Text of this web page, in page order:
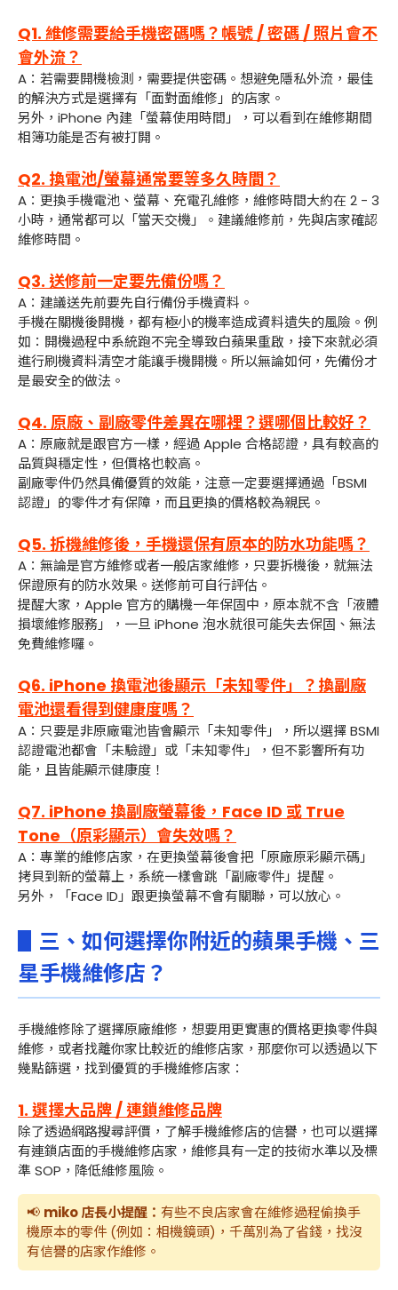
Q1. 維修需要給手機密碼嗎？帳號 / 密碼 / 照片會不
會外流？
A：若需要開機檢測，需要提供密碼。想避免隱私外流，最佳
的解決方式是選擇有「面對面維修」的店家。
另外，iPhone 內建「螢幕使用時間」，可以看到在維修期間
相簿功能是否有被打開。
Q2. 換電池/螢幕通常要等多久時間？
A：更換手機電池、螢幕、充電孔維修，維修時間大約在 2 - 3
小時，通常都可以「當天交機」。建議維修前，先與店家確認
維修時間。
Q3. 送修前一定要先備份嗎？
A：建議送先前要先自行備份手機資料。
手機在關機後開機，都有極小的機率造成資料遺失的風險。例
如：開機過程中系統跑不完全導致白蘋果重啟，接下來就必須
進行刷機資料清空才能讓手機開機。所以無論如何，先備份才
是最安全的做法。
Q4. 原廠、副廠零件差異在哪裡？選哪個比較好？
A：原廠就是跟官方一樣，經過 Apple 合格認證，具有較高的
品質與穩定性，但價格也較高。
副廠零件仍然具備優質的效能，注意一定要選擇通過「BSMI
認證」的零件才有保障，而且更換的價格較為親民。
Q5. 拆機維修後，手機還保有原本的防水功能嗎？
A：無論是官方維修或者一般店家維修，只要拆機後，就無法
保證原有的防水效果。送修前可自行評估。
提醒大家，Apple 官方的購機一年保固中，原本就不含「液體
損壞維修服務」，一旦 iPhone 泡水就很可能失去保固、無法
免費維修囉。
Q6. iPhone 換電池後顯示「未知零件」？換副廠
電池還看得到健康度嗎？
A：只要是非原廠電池皆會顯示「未知零件」，所以選擇 BSMI
認證電池都會「未驗證」或「未知零件」，但不影響所有功
能，且皆能顯示健康度！
Q7. iPhone 換副廠螢幕後，Face ID 或 True
Tone（原彩顯示）會失效嗎？
A：專業的維修店家，在更換螢幕後會把「原廠原彩顯示碼」
拷貝到新的螢幕上，系統一樣會跳「副廠零件」提醒。
另外，「Face ID」跟更換螢幕不會有關聯，可以放心。
▋三、如何選擇你附近的蘋果手機、三
星手機維修店？
手機維修除了選擇原廠維修，想要用更實惠的價格更換零件與
維修，或者找離你家比較近的維修店家，那麼你可以透過以下
幾點篩選，找到優質的手機維修店家：
1. 選擇大品牌 / 連鎖維修品牌
除了透過網路搜尋評價，了解手機維修店的信譽，也可以選擇
有連鎖店面的手機維修店家，維修具有一定的技術水準以及標
準 SOP，降低維修風險。
📢 miko 店長小提醒： 有些不良店家會在維修過程偷換手
機原本的零件 (例如：相機鏡頭)，千萬別為了省錢，找沒
有信譽的店家作維修。